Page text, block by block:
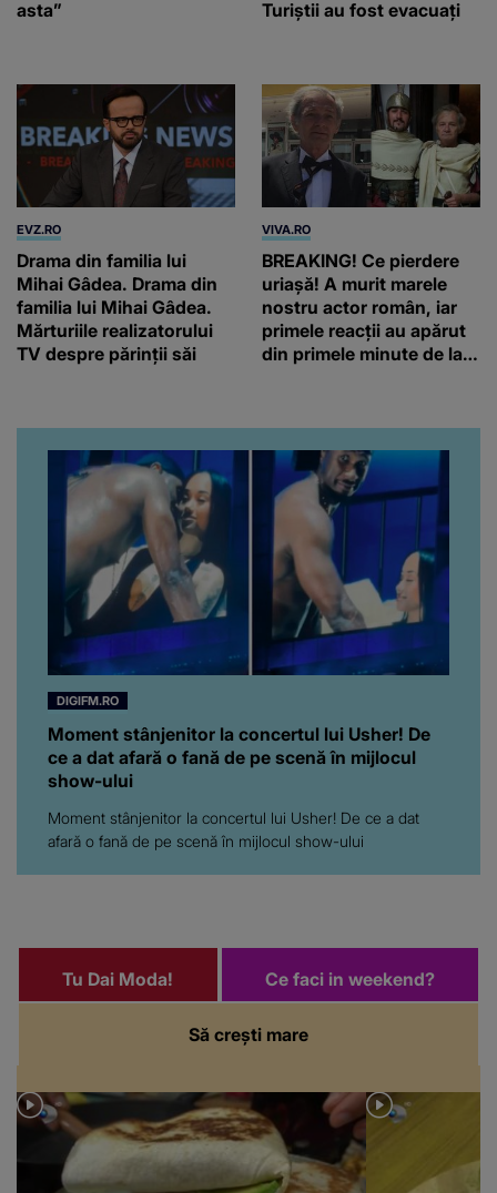
asta” Turiștii au fost evacuați
EVZ.RO
Drama din familia lui
Mihai Gâdea. Drama din
familia lui Mihai Gâdea.
Mărturiile realizatorului
TV despre părinții săi
VIVA.RO
BREAKING! Ce pierdere
uriașă! A murit marele
nostru actor român, iar
primele reacții au apărut
din primele minute de la
pentru el...” Ce s-a aflat
până în acest moment
DIGIFM.RO
Moment stânjenitor la concertul lui Usher! De
ce a dat afară o fană de pe scenă în mijlocul
show-ului
Moment stânjenitor la concertul lui Usher! De ce a dat
afară o fană de pe scenă în mijlocul show-ului
Să crești mare
Tu Dai Moda! Ce faci in weekend?